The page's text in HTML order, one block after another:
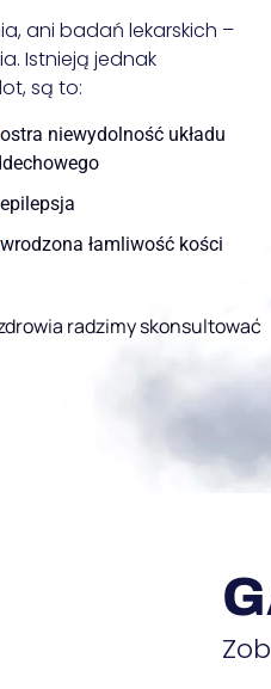
ani badań lekarskich –
Istnieją jednak
są to:
ostra niewydolność układu
epilepsja
wrodzona łamliwość kości
radzimy skonsultować